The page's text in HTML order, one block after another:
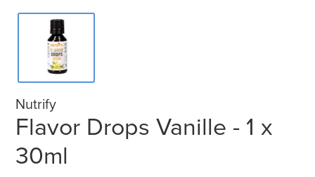
Nutrify
Flavor Drops Vanille - 1 x
30ml